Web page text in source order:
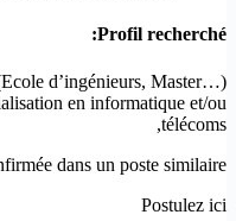
Profil recherché:
d’ingénieurs, Master…)
en informatique et/ou
télécoms,
dans un poste similaire.
Postulez ici